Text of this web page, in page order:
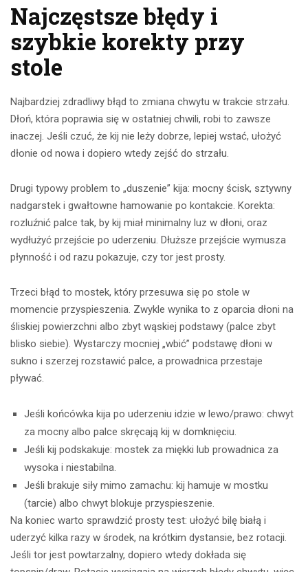
Najczęstsze błędy i
szybkie korekty przy
stole
Najbardziej zdradliwy błąd to zmiana chwytu w trakcie strzału.
Dłoń, która poprawia się w ostatniej chwili, robi to zawsze
inaczej. Jeśli czuć, że kij nie leży dobrze, lepiej wstać, ułożyć
dłonie od nowa i dopiero wtedy zejść do strzału.
Drugi typowy problem to „duszenie” kija: mocny ścisk, sztywny
nadgarstek i gwałtowne hamowanie po kontakcie. Korekta:
rozluźnić palce tak, by kij miał minimalny luz w dłoni, oraz
wydłużyć przejście po uderzeniu. Dłuższe przejście wymusza
płynność i od razu pokazuje, czy tor jest prosty.
Trzeci błąd to mostek, który przesuwa się po stole w
momencie przyspieszenia. Zwykle wynika to z oparcia dłoni na
śliskiej powierzchni albo zbyt wąskiej podstawy (palce zbyt
blisko siebie). Wystarczy mocniej „wbić” podstawę dłoni w
sukno i szerzej rozstawić palce, a prowadnica przestaje
pływać.
Jeśli końcówka kija po uderzeniu idzie w lewo/prawo: chwyt
za mocny albo palce skręcają kij w domknięciu.
Jeśli kij podskakuje: mostek za miękki lub prowadnica za
wysoka i niestabilna.
Jeśli brakuje siły mimo zamachu: kij hamuje w mostku
(tarcie) albo chwyt blokuje przyspieszenie.
Na koniec warto sprawdzić prosty test: ułożyć bilę białą i
uderzyć kilka razy w środek, na krótkim dystansie, bez rotacji.
Jeśli tor jest powtarzalny, dopiero wtedy dokłada się